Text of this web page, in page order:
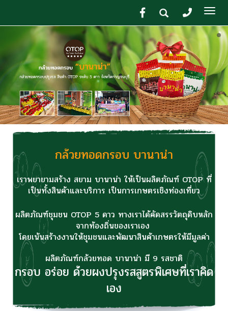
กล้วยทอดกรอบ บานาน่า
เราพยายามสร้าง สยาม บานาน่า ให้เป็นผลิตภัณฑ์ OTOPที่
เป็นทั้งสินค้าและบริการ เป็นการเกษตรเชิงท่องเที่ยว
ผลิตภัณฑ์ชุมชน OTOP 5 ดาว ทางเราได้คัดสรรวัตถุดิบหลัก
จากท้องถิ่นของเราเอง
โดยเน้นสร้างงานให้ชุมชนและพัฒนาสินค้าเกษตรให้มีมูลค่า
ผลิตภัณฑ์กล้วยทอด บานาน่า มี 9 รสชาติ
กรอบ อร่อย ด้วยผงปรุงรสสูตรพิเศษที่เราคิด
เอง